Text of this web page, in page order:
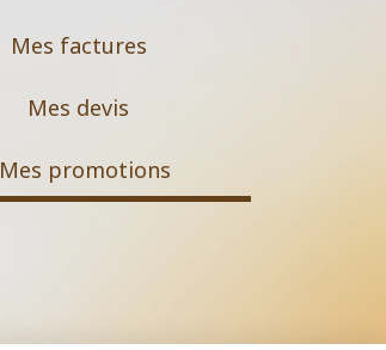
Mes factures
Mes devis
Mes promotions